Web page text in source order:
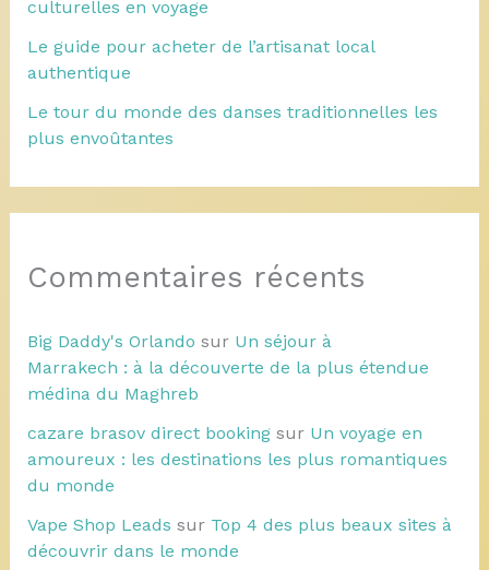
culturelles en voyage
Le guide pour acheter de l’artisanat local
authentique
Le tour du monde des danses traditionnelles les
plus envoûtantes
Commentaires récents
Big Daddy's Orlando sur Un séjour à
Marrakech : à la découverte de la plus étendue
médina du Maghreb
cazare brasov direct bookingsur Un voyage en
amoureux : les destinations les plus romantiques
du monde
Vape Shop Leads sur Top 4 des plus beaux sites à
découvrir dans le monde